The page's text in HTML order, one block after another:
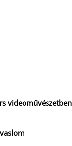
videoművészetben